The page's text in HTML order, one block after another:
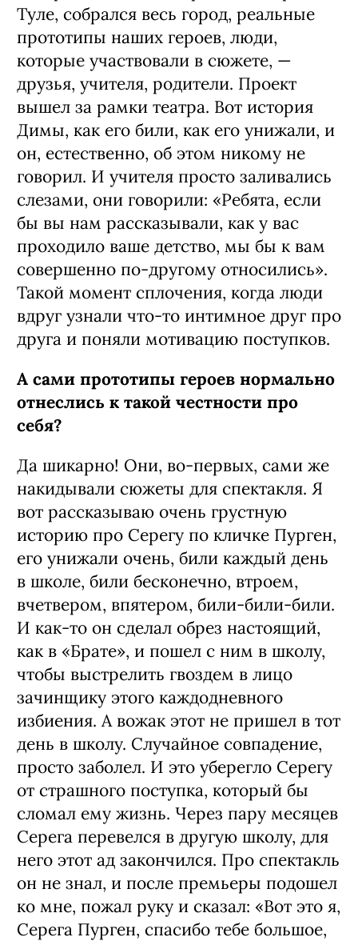
Туле, собрался весь город, реальные
прототипы наших героев, люди,
которые участвовали в сюжете, —
друзья, учителя, родители. Проект
вышел за рамки театра. Вот история
Димы, как его били, как его унижали, и
он, естественно, об этом никому не
говорил. И учителя просто заливались
слезами, они говорили: «Ребята, если
бы вы нам рассказывали, как у вас
проходило ваше детство, мы бы к вам
совершенно по-другому относились».
Такой момент сплочения, когда люди
вдруг узнали что‑то интимное друг про
друга и поняли мотивацию поступков.
А сами прототипы героев нормально
отнеслись к такой честности про
себя?
Да шикарно! Они, во‑первых, сами же
накидывали сюжеты для спектакля. Я
вот рассказываю очень грустную
историю про Серегу по кличке Пурген,
его унижали очень, били каждый день
в школе, били бесконечно, втроем,
вчетвером, впятером, били-били-били.
И как‑то он сделал обрез настоящий,
как в «Брате», и пошел с ним в школу,
чтобы выстрелить гвоздем в лицо
зачинщику этого каждодневного
избиения. А вожак этот не пришел в тот
день в школу. Случайное совпадение,
просто заболел. И это уберегло Серегу
от страшного поступка, который бы
сломал ему жизнь. Через пару месяцев
Серега перевелся в другую школу, для
него этот ад закончился. Про спектакль
он не знал, и после премьеры подошел
ко мне, пожал руку и сказал: «Вот это я,
Серега Пурген, спасибо тебе большое,